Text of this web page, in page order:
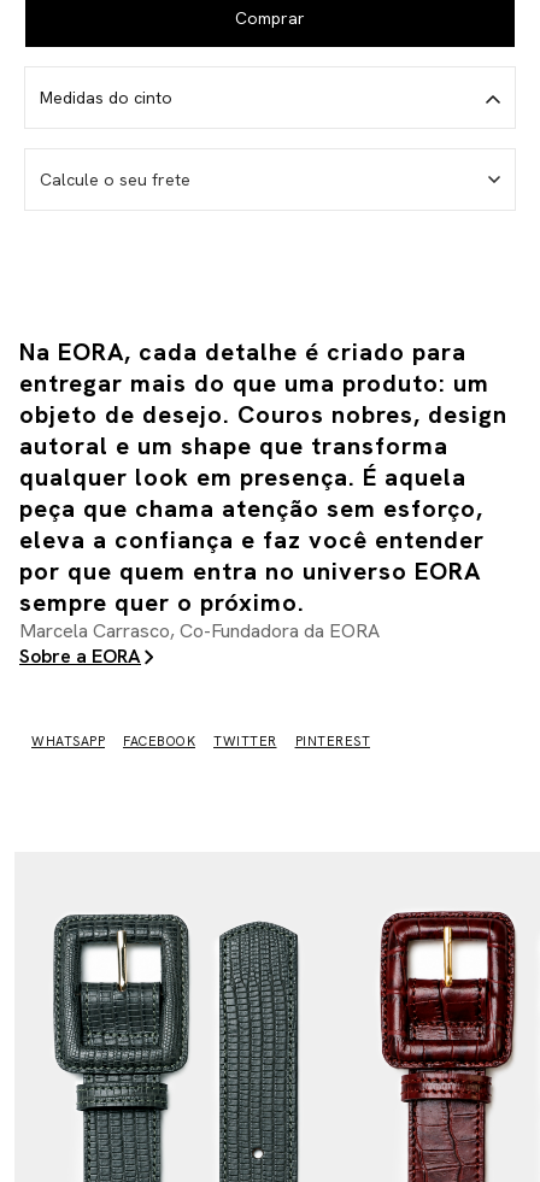
Medidas do cinto
Calcule o seu frete
Na EORA, cada detalhe é criado para
entregar mais do que uma produto: um
objeto de desejo. Couros nobres, design
autoral e um shape que transforma
qualquer look em presença. É aquela
peça que chama atenção sem esforço,
eleva a confiança e faz você entender
por que quem entra no universo EORA
sempre quer o próximo.
Marcela Carrasco, Co-Fundadora da EORA
Sobre a EORA
WHATSAPP FACEBOOK TWITTER PINTEREST